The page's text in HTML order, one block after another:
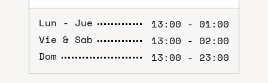
Lun - Jue
13:00 - 01:00
Vie & Sab
13:00 - 02:00
Dom
13:00 - 23:00